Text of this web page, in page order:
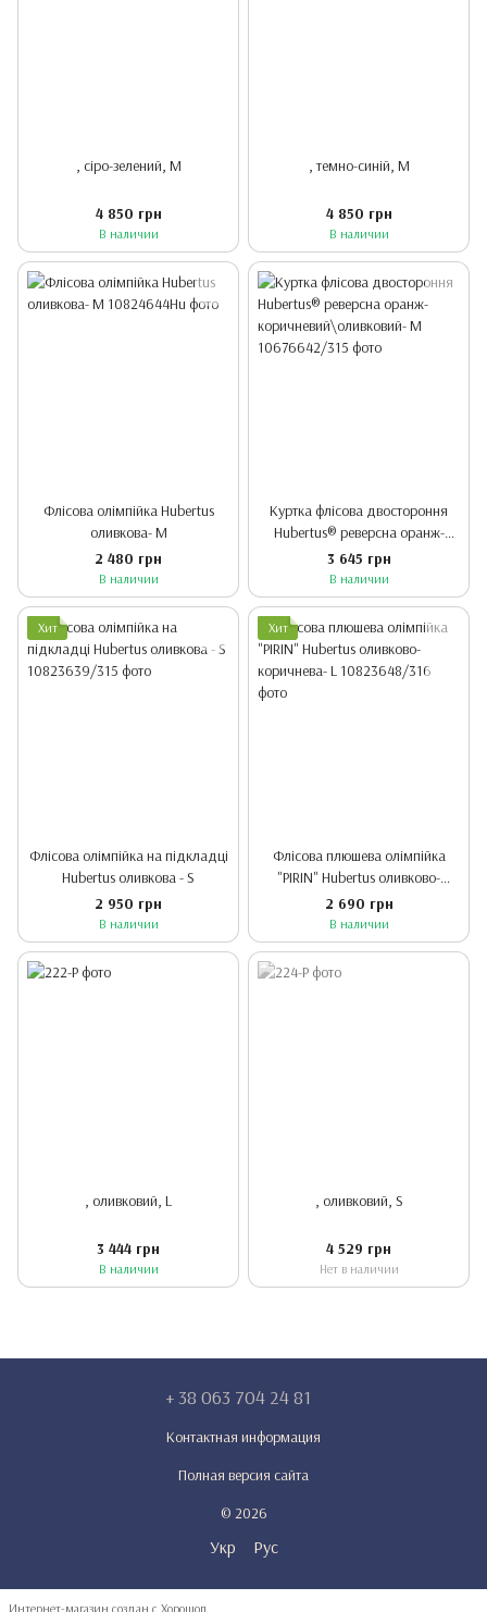
, сіро-зелений, M
4 850 грн
В наличии
, темно-синій, M
4 850 грн
В наличии
Флісова олімпійка Hubertus
оливкова- М
2 480 грн
В наличии
Куртка флісова двостороння
Hubertus® реверсна оранж-
коричневий\оливковий- М
3 645 грн
В наличии
Хит
Флісова олімпійка на підкладці
Hubertus оливкова - S
2 950 грн
В наличии
Хит
Флісова плюшева олімпійка
"PIRIN" Hubertus оливково-
коричнева- L
2 690 грн
В наличии
, оливковий, L
3 444 грн
В наличии
, оливковий, S
4 529 грн
Нет в наличии
+ 38 063 704 24 81
Контактная информация
Полная версия сайта
© 2026
Укр Рус
Интернет-магазин создан с Хорошоп